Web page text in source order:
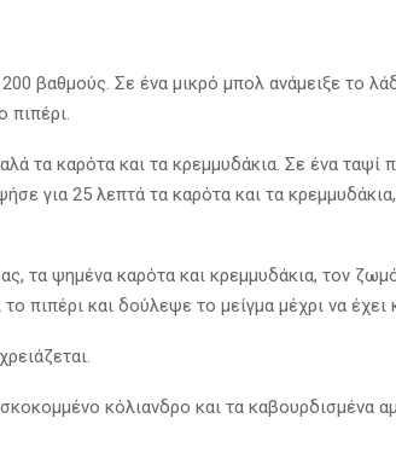
βαθμούς. Σε ένα μικρό μπολ ανάμειξε το
πιπέρι.
τα καρότα και τα κρεμμυδάκια. Σε ένα ταψί
για 25 λεπτά τα καρότα και τα
τα ψημένα καρότα και κρεμμυδάκια, τον
πιπέρι και δούλεψε το μείγμα μέχρι να
κόλιανδρο και τα καβουρδισμένα